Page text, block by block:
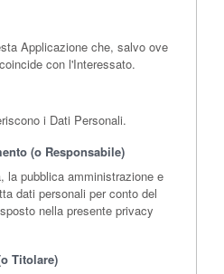
Applicazione che, salvo ove
con l'Interessato.
i Dati Personali.
(o Responsabile)
la pubblica amministrazione e
dati personali per conto del
nella presente privacy
Titolare)